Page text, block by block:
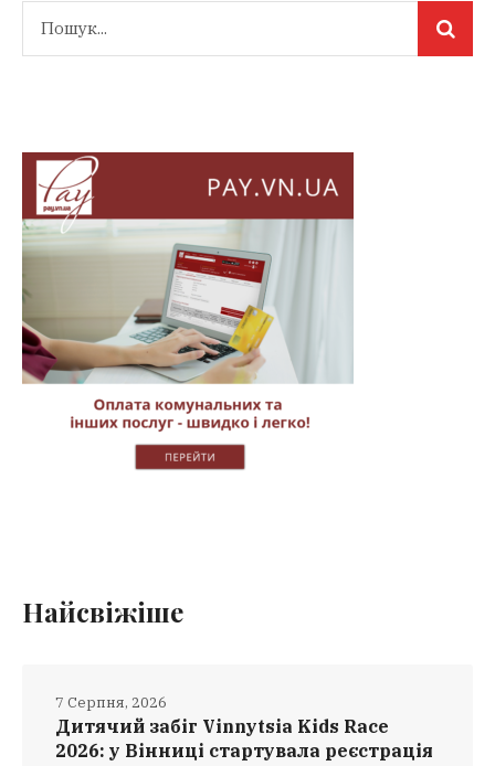
Найсвіжіше
Дитячий забіг Vinnytsia Kids Race
2026: у Вінниці стартувала реєстрація
7 Серпня, 2026